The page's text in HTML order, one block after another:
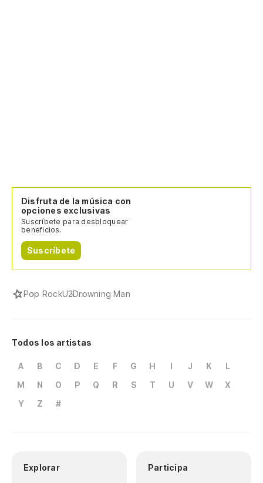
Disfruta de la música con
opciones exclusivas
Suscríbete para desbloquear
beneficios.
Suscríbete
Pop RockU2Drowning Man
Todos los artistas
A B C D E F G H I J K
L
M
N O P Q R S T U V W
X
Y
Z #
Explorar Participa